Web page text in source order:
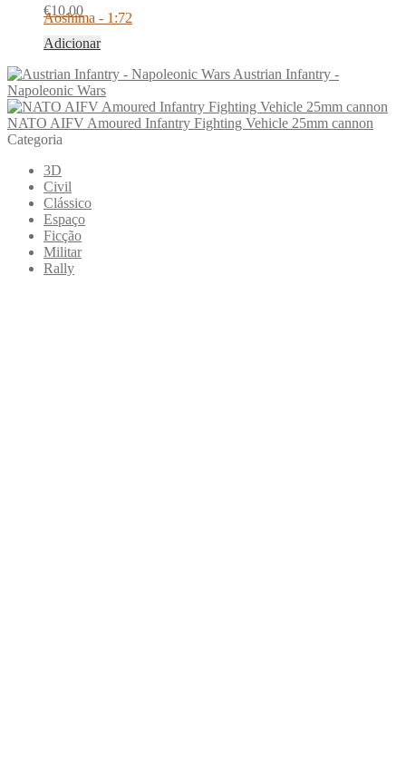
€10.00
Aoshima - 1:72
Adicionar
Austrian Infantry -
Napoleonic Wars
NATO AIFV Amoured Infantry Fighting Vehicle 25mm cannon
Categoria
3D
Civil
Clássico
Espaço
Ficção
Militar
Rally